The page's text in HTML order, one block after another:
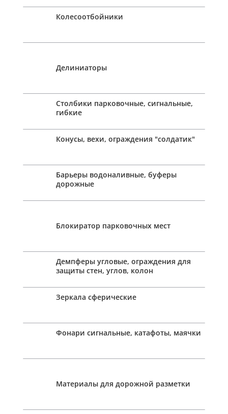
Колесоотбойники
Делиниаторы
Столбики парковочные, сигнальные,
гибкие
Конусы, вехи, ограждения "солдатик"
Барьеры водоналивные, буферы
дорожные
Блокиратор парковочных мест
Демпферы угловые, ограждения для
защиты стен, углов, колон
Зеркала сферические
Фонари сигнальные, катафоты, маячки
Материалы для дорожной разметки